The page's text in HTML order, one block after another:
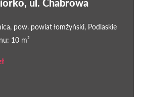
pow. powiat łomżyński, Podlaskie
10 m²